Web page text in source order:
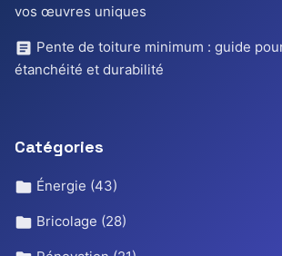
vos œuvres uniques
Pente de toiture minimum : guide
étanchéité et durabilité
Catégories
Énergie (43)
Bricolage (28)